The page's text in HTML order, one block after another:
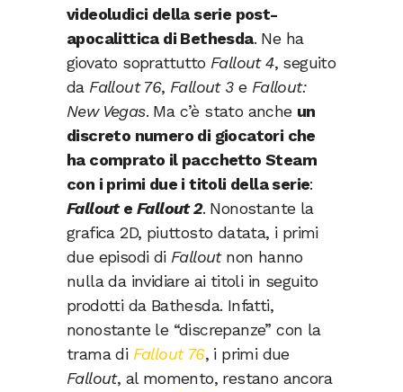
videoludici della serie post-
apocalittica di Bethesda. Ne ha
giovato soprattutto Fallout 4, seguito
da Fallout 76, Fallout 3e Fallout:
New Vegas. Ma c’è stato anche un
discreto numero di giocatori che
ha comprato il pacchetto Steam
con i primi due i titoli della serie:
FallouteFallout 2. Nonostante la
grafica 2D, piuttosto datata, i primi
due episodi di Falloutnon hanno
nulla da invidiare ai titoli in seguito
prodotti da Bathesda. Infatti,
nonostante le “discrepanze” con la
trama di Fallout 76, i primi due
Fallout, al momento, restano ancora